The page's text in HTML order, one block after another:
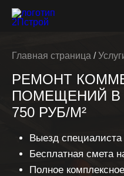
Главная страница /
РЕМОНТ
ПОМЕЩЕНИЙ В
750 РУБ/М²
Выезд
Бесплатная смета
Полное